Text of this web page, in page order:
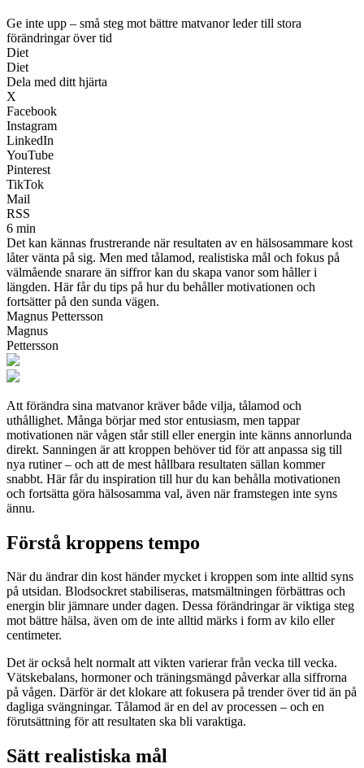
Ge inte upp – små steg mot bättre matvanor leder till stora
förändringar över tid
Diet
Diet
Dela med ditt hjärta
X
Facebook
Instagram
LinkedIn
YouTube
Pinterest
TikTok
Mail
RSS
6 min
Det kan kännas frustrerande när resultaten av en hälsosammare kost
låter vänta på sig. Men med tålamod, realistiska mål och fokus på
välmående snarare än siffror kan du skapa vanor som håller i
längden. Här får du tips på hur du behåller motivationen och
fortsätter på den sunda vägen.
Magnus Pettersson
Magnus
Pettersson
Att förändra sina matvanor kräver både vilja, tålamod och
uthållighet. Många börjar med stor entusiasm, men tappar
motivationen när vågen står still eller energin inte känns annorlunda
direkt. Sanningen är att kroppen behöver tid för att anpassa sig till
nya rutiner – och att de mest hållbara resultaten sällan kommer
snabbt. Här får du inspiration till hur du kan behålla motivationen
och fortsätta göra hälsosamma val, även när framstegen inte syns
ännu.
Förstå kroppens tempo
När du ändrar din kost händer mycket i kroppen som inte alltid syns
på utsidan. Blodsockret stabiliseras, matsmältningen förbättras och
energin blir jämnare under dagen. Dessa förändringar är viktiga steg
mot bättre hälsa, även om de inte alltid märks i form av kilo eller
centimeter.
Det är också helt normalt att vikten varierar från vecka till vecka.
Vätskebalans, hormoner och träningsmängd påverkar alla siffrorna
på vågen. Därför är det klokare att fokusera på trender över tid än på
dagliga svängningar. Tålamod är en del av processen – och en
förutsättning för att resultaten ska bli varaktiga.
Sätt realistiska mål